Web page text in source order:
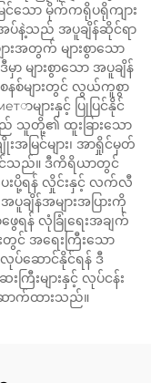
င်သော မိုက်ကရိုပရိုကျား
ပ်နဲ့သည် အပူချိန်ဆိုင်ရာ
းအတွက် များစွာသော
များစွာသော အပူချိန်
နစ်များတွင် လွယ်ကူစွာ
များနှင့် ပြုပြင်နိုင်
ည် သူတို့၏ ထူးခြားသော
မြင်များ၊ အာရှိုင်မှတ်
င်သည်။ ဒီကိရိယာတွင်
းပို့ရန် လှိုင်းနှင့် လက်လီ
ချိန်အများအပြားကို
ေရန် လုံခြုံရေးအချက်
းတွင် အရေးကြီးသော
ပ်ဆောင်နိုင်ရန် ဒီ
းများနှင့် လုပ်ငန်း
ောက်ထားသည်။